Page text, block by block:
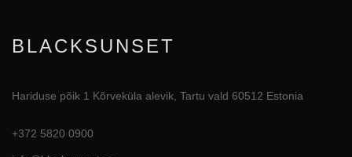
BLACKSUNSET
Hariduse põik 1 Kõrveküla alevik, Tartu vald 60512 Estonia
+372 5820 0900